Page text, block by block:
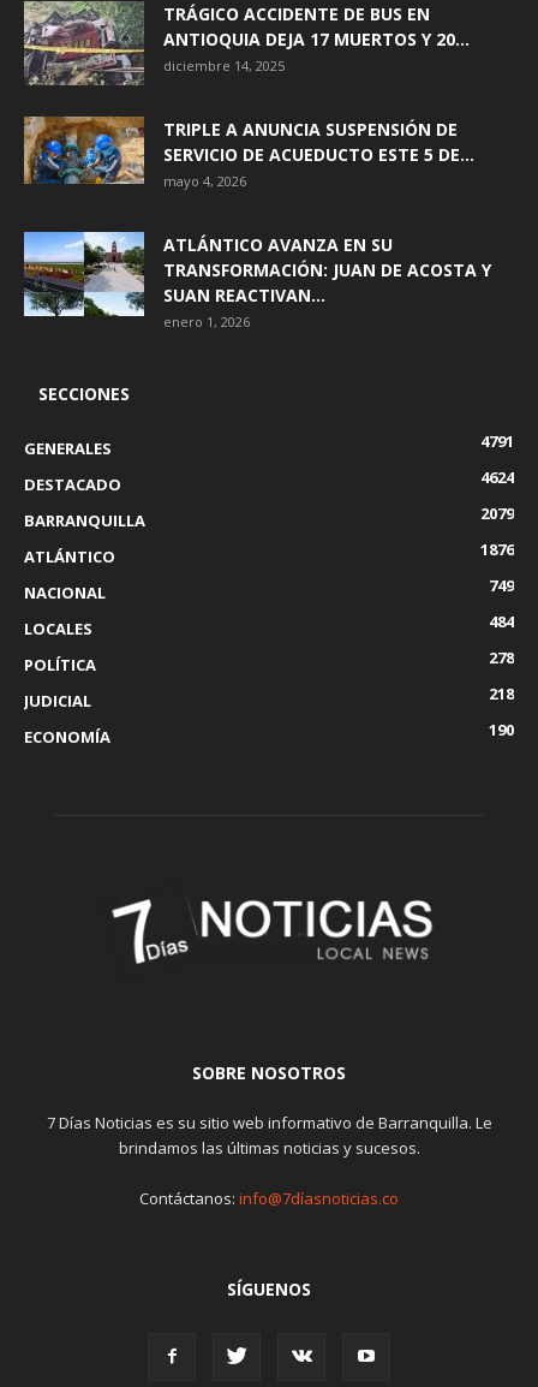
TRÁGICO ACCIDENTE DE BUS EN
ANTIOQUIA DEJA 17 MUERTOS Y 20...
diciembre 14, 2025
TRIPLE A ANUNCIA SUSPENSIÓN DE
SERVICIO DE ACUEDUCTO ESTE 5 DE...
mayo 4, 2026
ATLÁNTICO AVANZA EN SU
TRANSFORMACIÓN: JUAN DE ACOSTA Y
SUAN REACTIVAN...
enero 1, 2026
SECCIONES
GENERALES
4791
DESTACADO
4624
BARRANQUILLA
2079
ATLÁNTICO
1876
NACIONAL
749
LOCALES
484
POLÍTICA
278
JUDICIAL
218
ECONOMÍA
190
SOBRE NOSOTROS
7 Días Noticias es su sitio web informativo de Barranquilla. Le
brindamos las últimas noticias y sucesos.
Contáctanos: info@7díasnoticias.co
SÍGUENOS